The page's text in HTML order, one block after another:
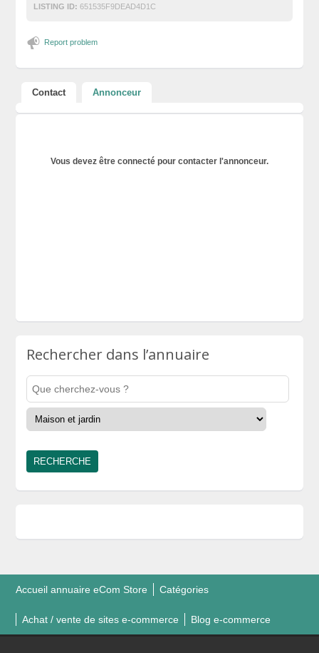
LISTING ID: 651535F9DEAD4D1C
Report problem
Contact Annonceur
Vous devez être connecté pour contacter l'annonceur.
Rechercher dans l’annuaire
Accueil annuaire eCom Store Catégories
Achat / vente de sites e-commerce Blog e-commerce